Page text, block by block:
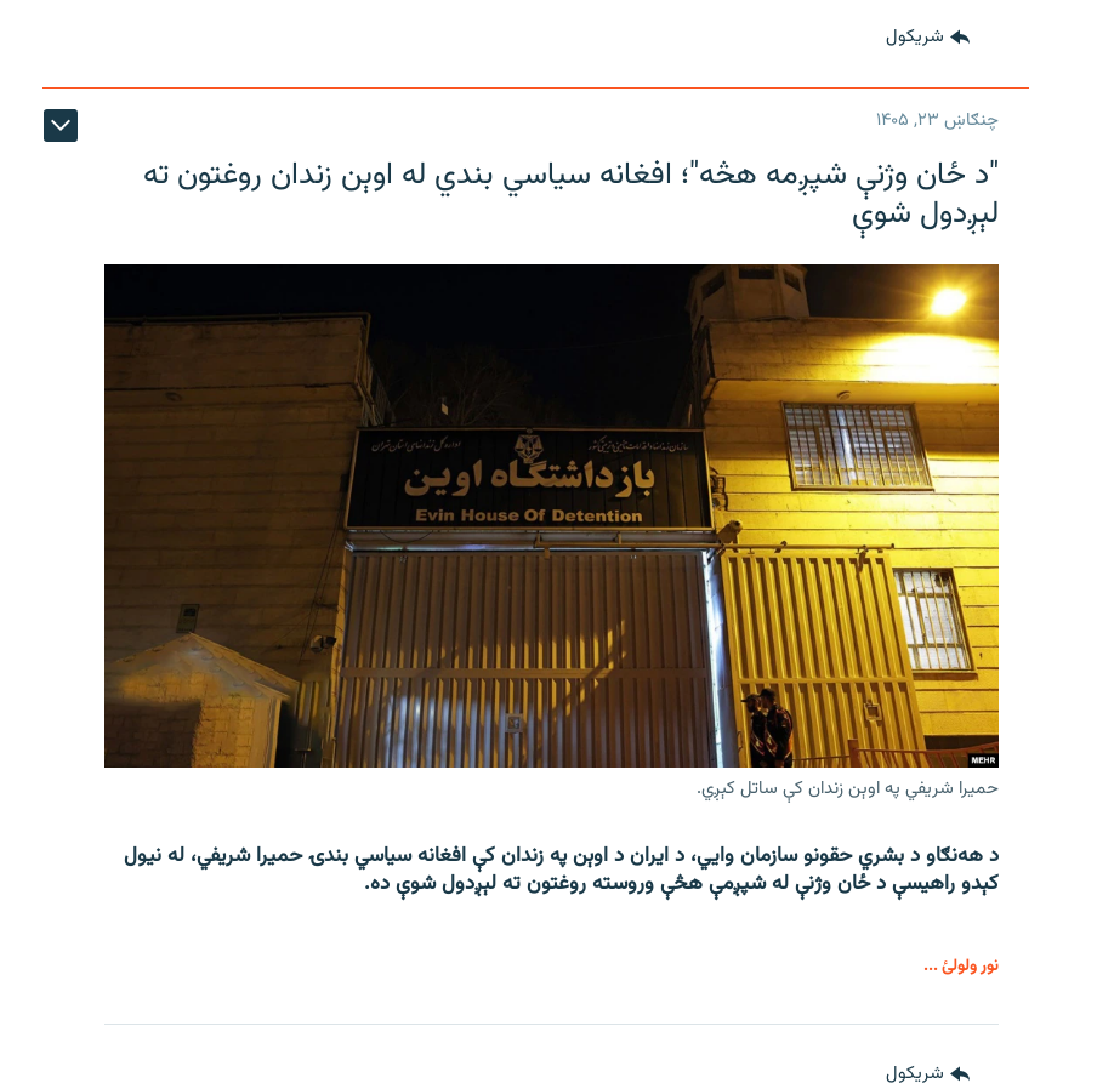
شريکول
چنګاښ ۲۳, ۱۴۰۵
"د ځان وژنې شپږمه هڅه"؛ افغانه سیاسي بندي له اوېن زندان روغتون ته
لېږدول شوې
حمیرا شریفي په اوېن زندان کې ساتل کېږي.
د هه‌نګاو د بشري حقونو سازمان وايي، د ایران د اوېن په زندان کې افغانه سیاسي بندۍ حمیرا شریفي، له نیول
کېدو راهیسې د ځان وژنې له شپږمې هڅې وروسته روغتون ته لېږدول شوې ده.
نور ولولئ ...
شريکول